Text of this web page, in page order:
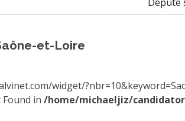
et-Loire
widget/
in /home/michaeljiz/